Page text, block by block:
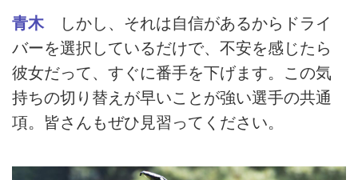
青木 しかし、それは自信があるからドライ
バーを選択しているだけで、不安を感じたら
彼女だって、すぐに番手を下げます。この気
持ちの切り替えが早いことが強い選手の共通
項。皆さんもぜひ見習ってください。